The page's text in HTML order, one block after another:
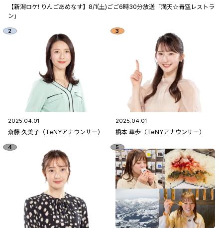
【新潟ロケ! りんごあめなす】8/1(土)ごご6時30分放送「満天☆青空レストラ
ン」
2025.04.01
斎藤 久美子（TeNYアナウンサー）
2025.04.01
橋本 華歩（TeNYアナウンサー）